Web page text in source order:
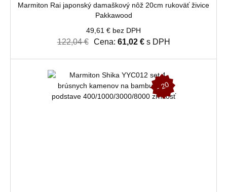
Marmiton Rai japonský damaškový nôž 20cm rukoväť živice
Pakkawood
49,61 € bez DPH
122,04 € Cena: 61,02 €s DPH
-
2
0